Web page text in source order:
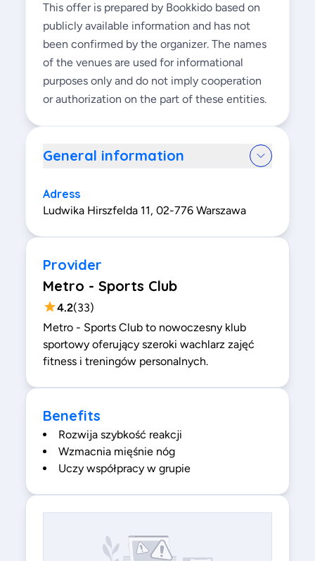
This offer is prepared by Bookkido based on
publicly available information and has not
been confirmed by the organizer. The names
of the venues are used for informational
purposes only and do not imply cooperation
or authorization on the part of these entities.
General information
Adress
Ludwika Hirszfelda 11, 02-776 Warszawa
Provider
Metro - Sports Club
4.2(33)
Metro - Sports Club to nowoczesny klub
sportowy oferujący szeroki wachlarz zajęć
fitness i treningów personalnych.
Benefits
Rozwija szybkość reakcji
Wzmacnia mięśnie nóg
Uczy współpracy w grupie